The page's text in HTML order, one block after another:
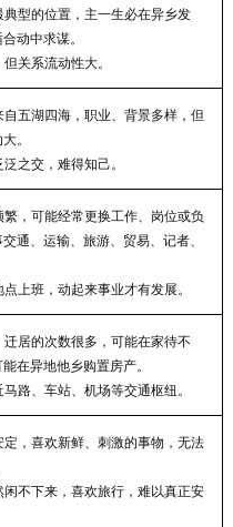
典型的位置，主一生必在异乡发
动中求谋。
关系流动性大。
五湖四海，职业、背景多样，但
。
之交，难得知己。
，可能经常更换工作、岗位或负
通、运输、旅游、贸易、记者、
上班，动起来事业才有发展。
居的次数很多，可能在家待不
在异地他乡购置房产。
路、车站、机场等交通枢纽。
，喜欢新鲜、刺激的事物，无法
不下来，喜欢旅行，难以真正安